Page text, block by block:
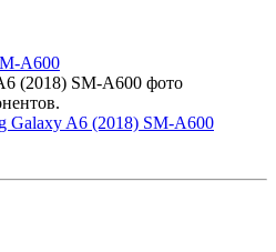
A600
(2018) SM-A600 фото
Galaxy A6 (2018) SM-A600